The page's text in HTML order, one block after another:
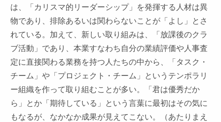
は、「カリスマ的リーダーシップ」を発揮する人材は異
物であり、排除あるいは関わらないことが「よし」とさ
れている。加えて、新しい取り組みは、「放課後のクラ
ブ活動」であり、本業すなわち自分の業績評価や人事査
定に直接関わる業務を持つ人たちの中から、「タスク・
チーム」や「プロジェクト・チーム」というテンポラリ
ー組織を作って取り組むことが多い。「君は優秀だか
ら」とか「期待している」という言葉に最初はその気に
もなるが、なかなか成果が見えてこない。（あたりまえ